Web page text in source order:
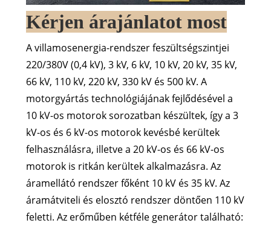
Kérjen árajánlatot most
A villamosenergia-rendszer feszültségszintjei
220/380V (0,4 kV), 3 kV, 6 kV, 10 kV, 20 kV, 35 kV,
66 kV, 110 kV, 220 kV, 330 kV és 500 kV. A
motorgyártás technológiájának fejlődésével a
10 kV-os motorok sorozatban készültek, így a 3
kV-os és 6 kV-os motorok kevésbé kerültek
felhasználásra, illetve a 20 kV-os és 66 kV-os
motorok is ritkán kerültek alkalmazásra. Az
áramellátó rendszer főként 10 kV és 35 kV. Az
áramátviteli és elosztó rendszer döntően 110 kV
feletti. Az erőműben kétféle generátor található: